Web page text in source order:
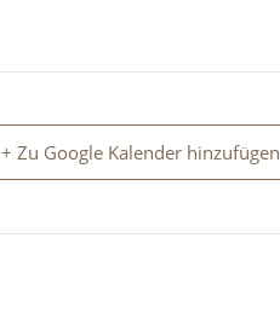
+ Zu Google Kalender hinzufügen